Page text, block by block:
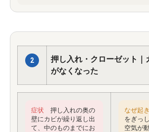
2
押し入れ・クローゼット｜
がなくなった
症状 押し入れの奥の
壁にカビが繰り返し出
て、中のものまでにお
なぜ起
をぎっ
空気が